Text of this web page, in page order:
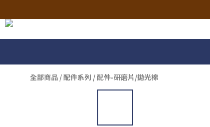
全部商品 /配件系列 /配件-研磨片/拋光棉